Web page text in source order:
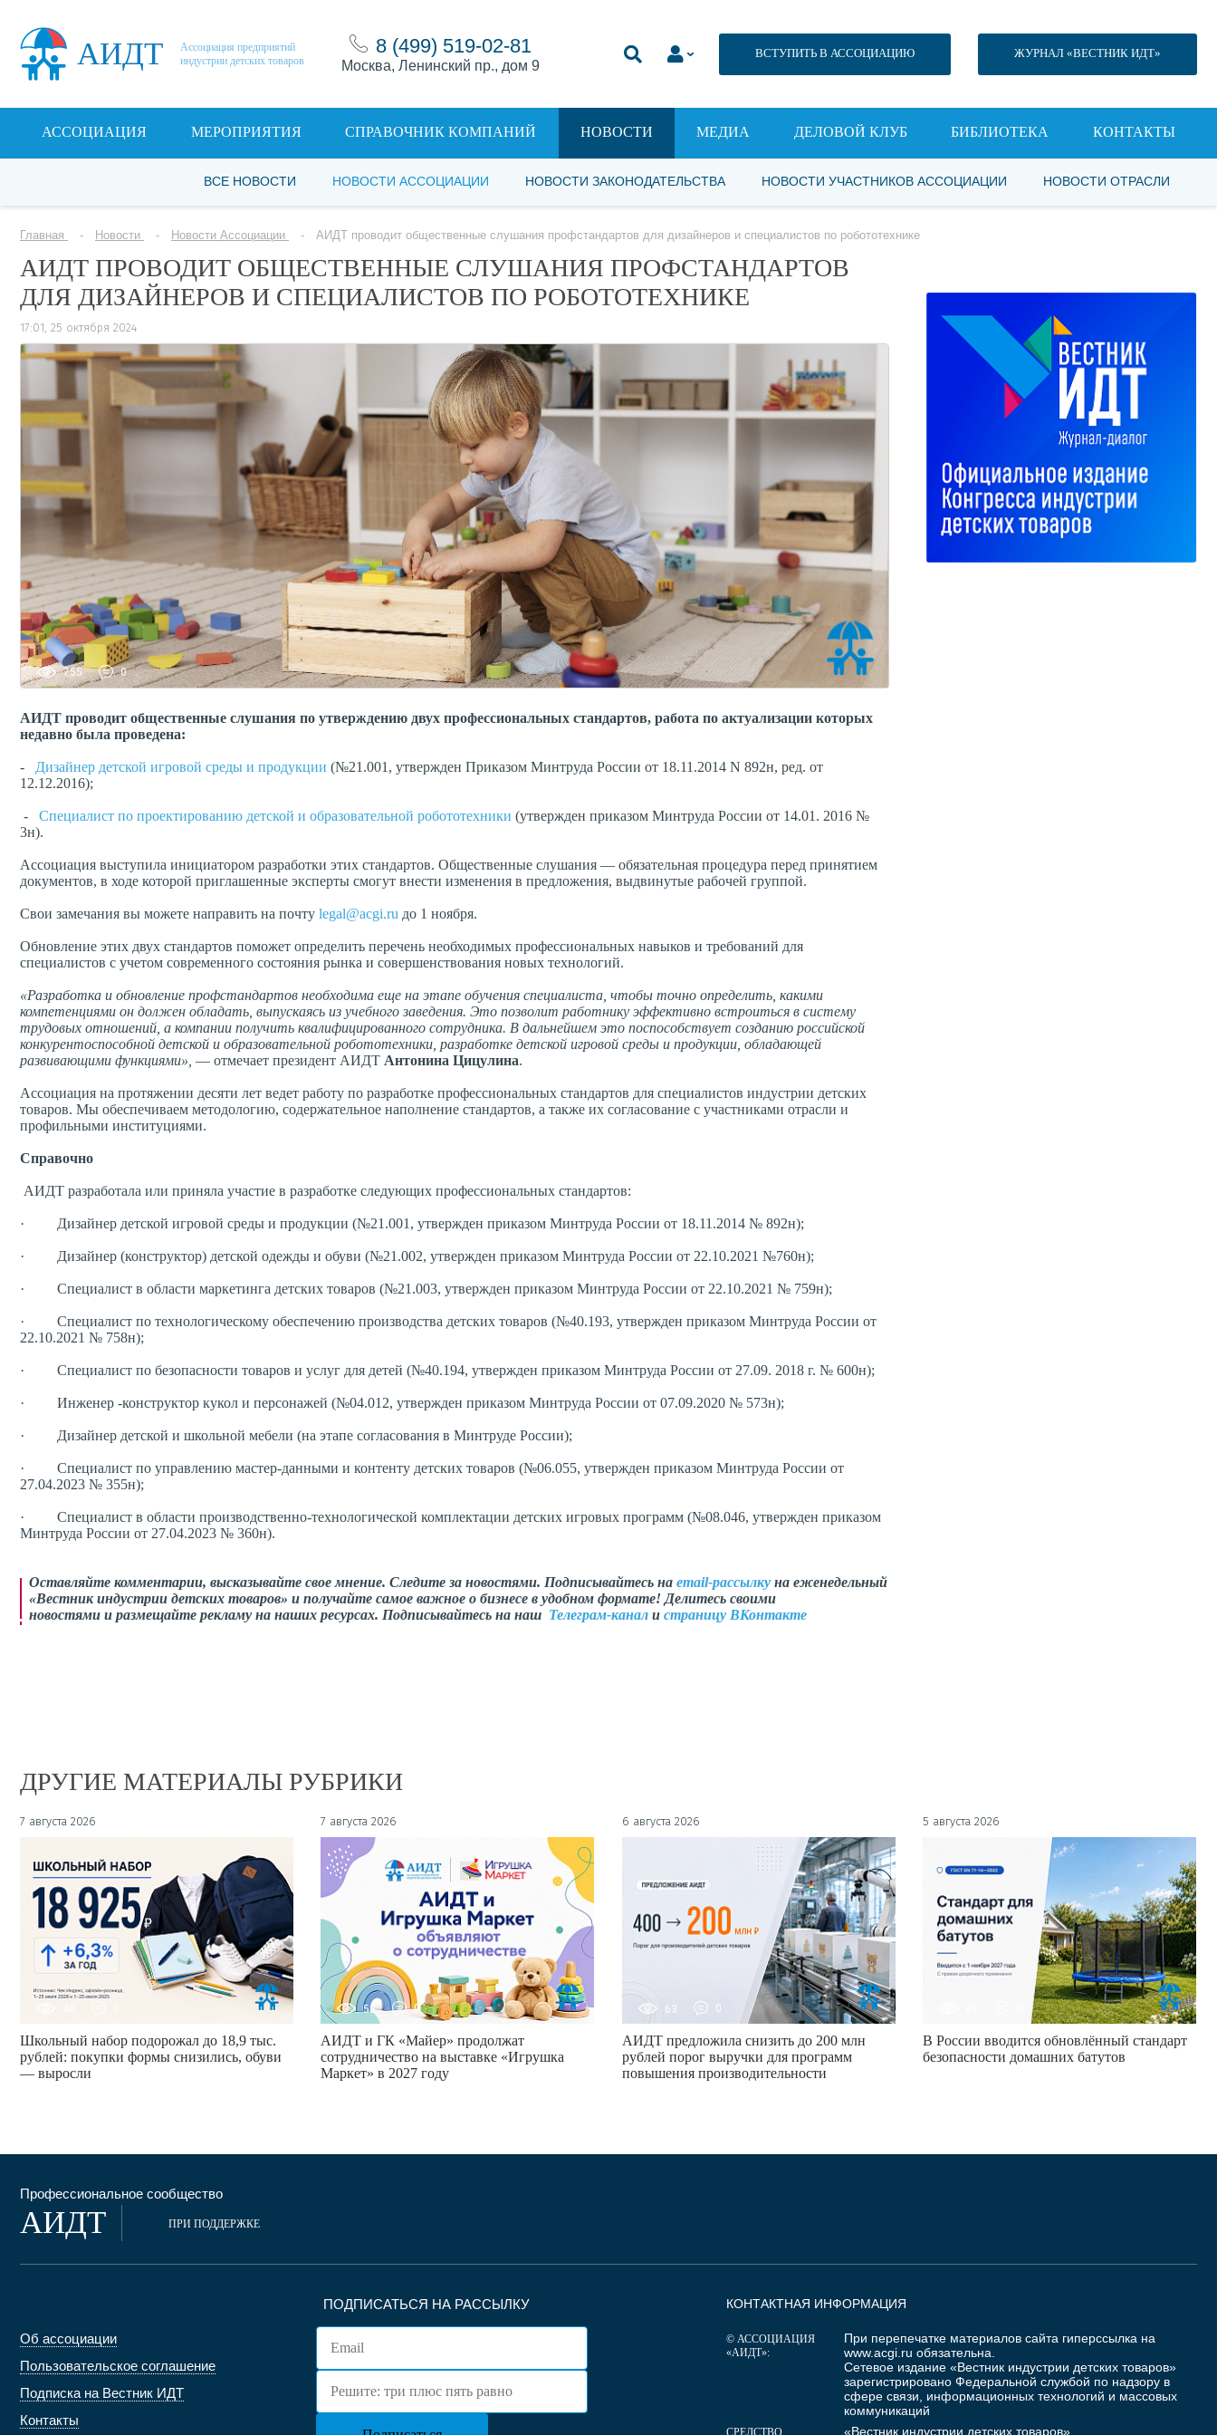
АИДТ
Ассоциация предприятий
индустрии детских товаров
8 (499) 519-02-81
Москва, Ленинский пр., дом 9
ВСТУПИТЬ В АССОЦИАЦИЮ ЖУРНАЛ «ВЕСТНИК ИДТ»
АССОЦИАЦИЯ МЕРОПРИЯТИЯ СПРАВОЧНИК КОМПАНИЙ НОВОСТИ МЕДИА ДЕЛОВОЙ КЛУБ БИБЛИОТЕКА КОНТАКТЫ
ВСЕ НОВОСТИ НОВОСТИ АССОЦИАЦИИ НОВОСТИ ЗАКОНОДАТЕЛЬСТВА НОВОСТИ УЧАСТНИКОВ АССОЦИАЦИИ НОВОСТИ ОТРАСЛИ
Главная Новости Новости Ассоциации АИДТ проводит общественные слушания профстандартов для дизайнеров и специалистов по робототехнике
АИДТ ПРОВОДИТ ОБЩЕСТВЕННЫЕ СЛУШАНИЯ ПРОФСТАНДАРТОВ
ДЛЯ ДИЗАЙНЕРОВ И СПЕЦИАЛИСТОВ ПО РОБОТОТЕХНИКЕ
17:01, 25 октября 2024
755 0
АИДТ проводит общественные слушания по утверждению двух профессиональных стандартов, работа по актуализации которых
недавно была проведена:
- Дизайнер детской игровой среды и продукции (№21.001, утвержден Приказом Минтруда России от 18.11.2014 N 892н, ред. от
12.12.2016);
- Специалист по проектированию детской и образовательной робототехники (утвержден приказом Минтруда России от 14.01. 2016 №
3н).
Ассоциация выступила инициатором разработки этих стандартов. Общественные слушания — обязательная процедура перед принятием
документов, в ходе которой приглашенные эксперты смогут внести изменения в предложения, выдвинутые рабочей группой.
Свои замечания вы можете направить на почту legal@acgi.ru до 1 ноября.
Обновление этих двух стандартов поможет определить перечень необходимых профессиональных навыков и требований для
специалистов с учетом современного состояния рынка и совершенствования новых технологий.
«Разработка и обновление профстандартов необходима еще на этапе обучения специалиста, чтобы точно определить, какими
компетенциями он должен обладать, выпускаясь из учебного заведения. Это позволит работнику эффективно встроиться в систему
трудовых отношений, а компании получить квалифицированного сотрудника. В дальнейшем это поспособствует созданию российской
конкурентоспособной детской и образовательной робототехники, разработке детской игровой среды и продукции, обладающей
развивающими функциями», — отмечает президент АИДТ Антонина Цицулина.
Ассоциация на протяжении десяти лет ведет работу по разработке профессиональных стандартов для специалистов индустрии детских
товаров. Мы обеспечиваем методологию, содержательное наполнение стандартов, а также их согласование с участниками отрасли и
профильными институциями.
Справочно
АИДТ разработала или приняла участие в разработке следующих профессиональных стандартов:
· Дизайнер детской игровой среды и продукции (№21.001, утвержден приказом Минтруда России от 18.11.2014 № 892н);
· Дизайнер (конструктор) детской одежды и обуви (№21.002, утвержден приказом Минтруда России от 22.10.2021 №760н);
· Специалист в области маркетинга детских товаров (№21.003, утвержден приказом Минтруда России от 22.10.2021 № 759н);
· Специалист по технологическому обеспечению производства детских товаров (№40.193, утвержден приказом Минтруда России от
22.10.2021 № 758н);
· Специалист по безопасности товаров и услуг для детей (№40.194, утвержден приказом Минтруда России от 27.09. 2018 г. № 600н);
· Инженер -конструктор кукол и персонажей (№04.012, утвержден приказом Минтруда России от 07.09.2020 № 573н);
· Дизайнер детской и школьной мебели (на этапе согласования в Минтруде России);
· Специалист по управлению мастер-данными и контенту детских товаров (№06.055, утвержден приказом Минтруда России от
27.04.2023 № 355н);
· Специалист в области производственно-технологической комплектации детских игровых программ (№08.046, утвержден приказом
Минтруда России от 27.04.2023 № 360н).
Оставляйте комментарии, высказывайте свое мнение. Следите за новостями. Подписывайтесь на email-рассылку на еженедельный
«Вестник индустрии детских товаров» и получайте самое важное о бизнесе в удобном формате! Делитесь своими
новостями и размещайте рекламу на наших ресурсах. Подписывайтесь на наш Телеграм-канал и страницу ВКонтакте
ДРУГИЕ МАТЕРИАЛЫ РУБРИКИ
7 августа 2026
Школьный набор подорожал до 18,9 тыс.
рублей: покупки формы снизились, обуви
— выросли
7 августа 2026
58 0
АИДТ и ГК «Майер» продолжат
сотрудничество на выставке «Игрушка
Маркет» в 2027 году
6 августа 2026
63 0
АИДТ предложила снизить до 200 млн
рублей порог выручки для программ
повышения производительности
5 августа 2026
В России вводится обновлённый стандарт
безопасности домашних батутов
Профессиональное сообщество
АИДТ ПРИ ПОДДЕРЖКЕ
Об ассоциации
Пользовательское соглашение
Подписка на Вестник ИДТ
Контакты
ПОДПИСАТЬСЯ НА РАССЫЛКУ КОНТАКТНАЯ ИНФОРМАЦИЯ
© АССОЦИАЦИЯ
«АИДТ»:
При перепечатке материалов сайта гиперссылка на
www.acgi.ru обязательна.
Сетевое издание «Вестник индустрии детских товаров»
зарегистрировано Федеральной службой по надзору в
сфере связи, информационных технологий и массовых
коммуникаций
«Вестник индустрии детских товаров»